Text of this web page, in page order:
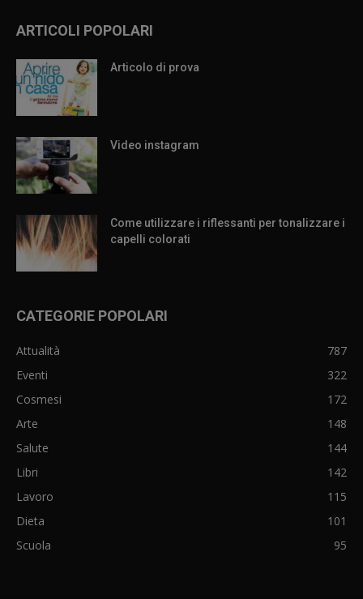
ARTICOLI POPOLARI
Articolo di prova
Video instagram
Come utilizzare i riflessanti per tonalizzare i
capelli colorati
CATEGORIE POPOLARI
Attualità
787
Eventi
322
Cosmesi
172
Arte
148
Salute
144
Libri
142
Lavoro
115
Dieta
101
Scuola
95